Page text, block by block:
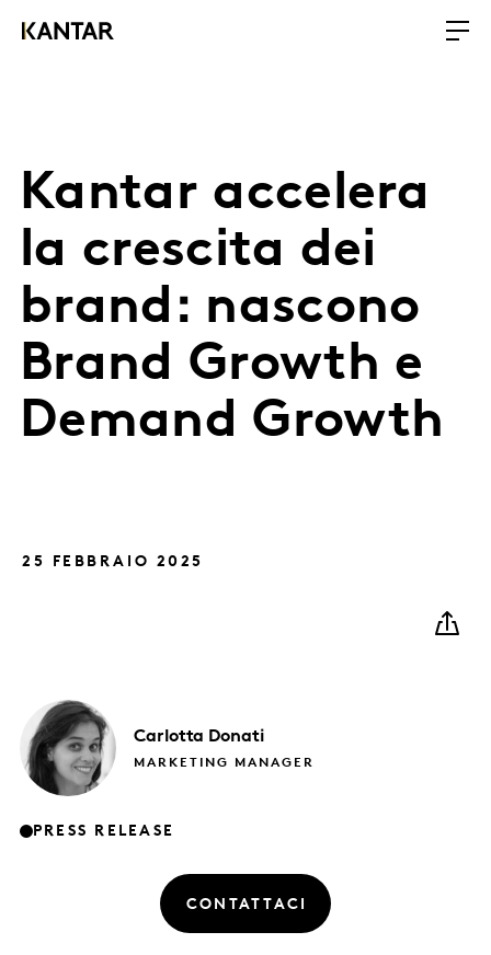
Kantar accelera
la crescita dei
brand: nascono
Brand Growth e
Demand Growth
25 FEBBRAIO 2025
Carlotta Donati
MARKETING MANAGER
PRESS RELEASE
CONTATTACI